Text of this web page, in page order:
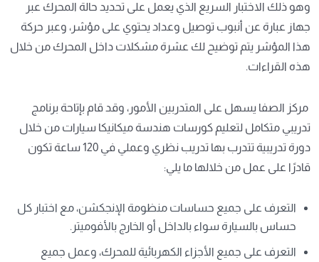
وهو ذلك الاختبار السريع الذي يعمل على تحديد حالة المحرك عبر
جهاز عبارة عن أنبوب توصيل وعداد يحتوي على مؤشر، وعبر حركة
هذا المؤشر يتم توضيح لك عشرة مشكلات داخل المحرك من خلال
هذه القراءات.
مركز الصفا يسهل على المتدربين الأمور، وقد قام بإتاحة برنامج
تدريبي متكامل لتعليم كورسات هندسة ميكانيكا سيارات من خلال
دورة تدريبية تتدرب بها تدريب نظري وعملي في 120 ساعة تكون
قادرًا على عمل من خلالها ما يلي:
التعرف على جميع حساسات منظومة الإنجكشن، مع اختبار كل
حساس بالسيارة سواء بالداخل أو الخارج بالأفوميتر.
التعرف على جميع الأجزاء الكهربائية للمحرك، وعمل جميع